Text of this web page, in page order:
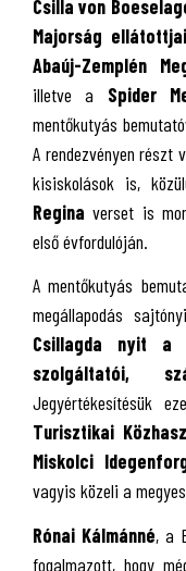
Csilla von
Majorság ellátottjai
Abaúj-Zemplén
illetve a Spider
mentőkutyás
A rendezvényen részt
kisiskolások is,
Regina verset is
első évfordulóján.
A mentőkutyás
megállapodás
Csillagda nyit a
szolgáltatói,
Jegyértékesítésük
Turisztikai
Miskolci
vagyis közeli a
Rónai Kálmánné, a
fogalmazott, hogy